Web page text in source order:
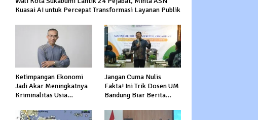
Kuasai AI untuk Percepat Transformasi Layanan Publik
Ketimpangan Ekonomi
Jadi Akar Meningkatnya
Kriminalitas Usia
Jangan Cuma Nulis
Fakta! Ini Trik Dosen UM
Bandung Biar Berita